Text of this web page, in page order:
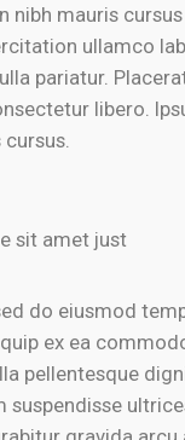
nibh mauris
ullamco
pariatur.
libero.
sit amet just
do eiusmod
ex ea
pellentesque
suspendisse